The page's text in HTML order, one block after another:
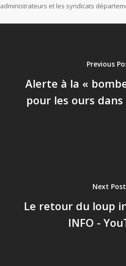
administrateurs et les syndicats
Previous
Alerte à la «
pour les ours
Next Post
Le retour du loup
INFO -